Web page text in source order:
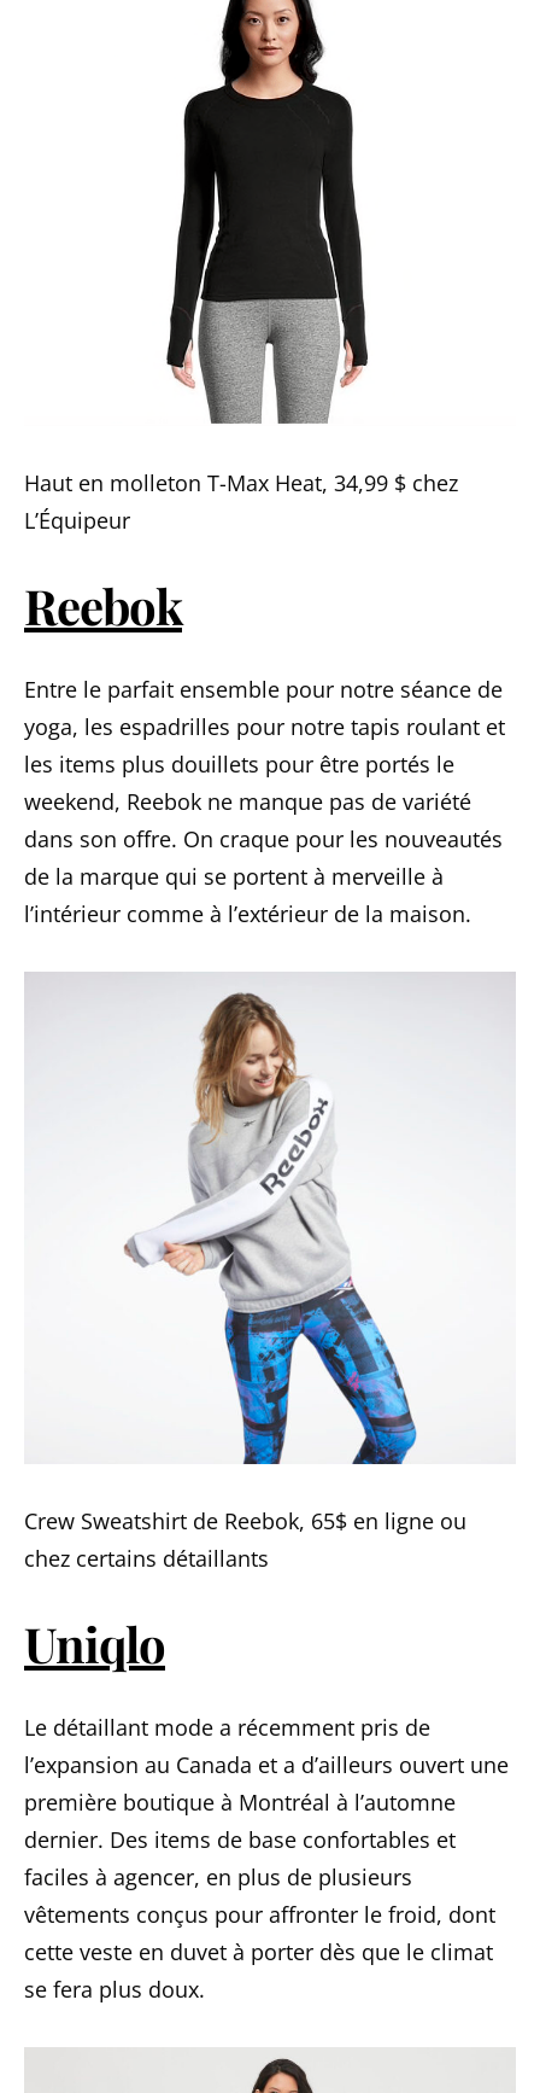
Haut en molleton T-Max Heat, 34,99 $ chez
L’Équipeur
Reebok
Entre le parfait ensemble pour notre séance de
yoga, les espadrilles pour notre tapis roulant et
les items plus douillets pour être portés le
weekend, Reebok ne manque pas de variété
dans son offre. On craque pour les nouveautés
de la marque qui se portent à merveille à
l’intérieur comme à l’extérieur de la maison.
Crew Sweatshirt de Reebok, 65$ en ligne ou
chez certains détaillants
Uniqlo
Le détaillant mode a récemment pris de
l’expansion au Canada et a d’ailleurs ouvert une
première boutique à Montréal à l’automne
dernier. Des items de base confortables et
faciles à agencer, en plus de plusieurs
vêtements conçus pour affronter le froid, dont
cette veste en duvet à porter dès que le climat
se fera plus doux.